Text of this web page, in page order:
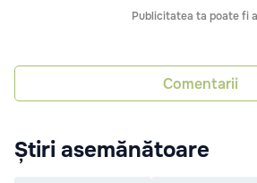
Publicitatea ta poate fi
Comentarii
Știri asemănătoare